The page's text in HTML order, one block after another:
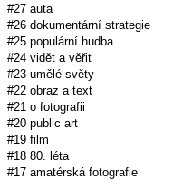
#27 auta
#26 dokumentární strategie
#25 populární hudba
#24 vidět a věřit
#23 umělé světy
#22 obraz a text
#21 o fotografii
#20 public art
#19 film
#18 80. léta
#17 amatérská fotografie